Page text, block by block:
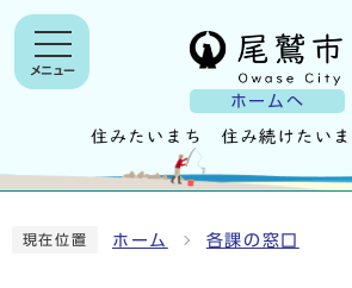
ホームへ
メニュー
現在位置 ホーム 各課の窓口